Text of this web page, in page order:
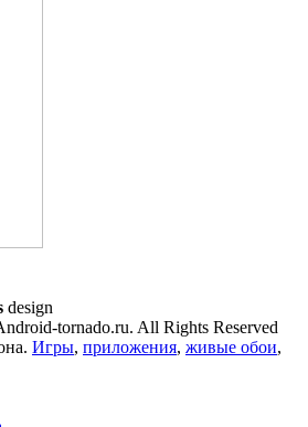
design
tornado.ru. All Rights Reserved
Игры, приложения, живые обои,